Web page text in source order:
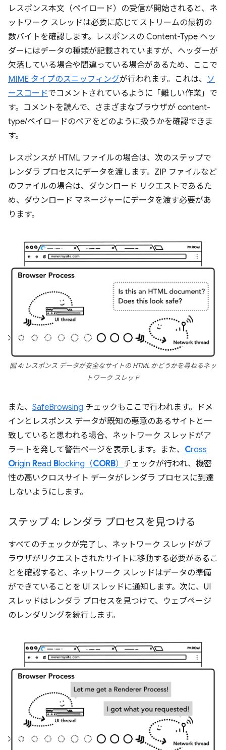
レスポンス本文（ペイロード）の受信が開始されると、ネ
ットワーク スレッドは必要に応じてストリームの最初の
数バイトを確認します。レスポンスの Content-Type ヘッ
ダーにはデータの種類が記載されていますが、ヘッダーが
欠落している場合や間違っている場合があるため、ここで
MIME タイプのスニッフィングが行われます。これは、 ソ
ースコードでコメントされているように「難しい作業」で
す。コメントを読んで、さまざまなブラウザが content-
type/ペイロードのペアをどのように扱うかを確認できま
す。
レスポンスが HTML ファイルの場合は、次のステップで
レンダラ プロセスにデータを渡します。ZIP ファイルなど
のファイルの場合は、ダウンロード リクエストであるた
め、ダウンロード マネージャーにデータを渡す必要があ
ります。
図 4: レスポンス データが安全なサイトの HTML かどうかを尋ねるネッ
トワーク スレッド
また、 SafeBrowsing チェックもここで行われます。ドメ
インとレスポンス データが既知の悪意のあるサイトと一
致していると思われる場合、ネットワーク スレッドがア
ラートを発して警告ページを表示します。また、 Cross
Origin Read Blocking（CORB） チェックが行われ、機密
性の高いクロスサイト データがレンダラ プロセスに到達
しないようにします。
ステップ 4: レンダラ プロセスを見つける
すべてのチェックが完了し、ネットワーク スレッドがブ
ラウザがリクエストされたサイトに移動する必要があるこ
とを確認すると、ネットワーク スレッドはデータの準備
ができていることを UI スレッドに通知します。次に、UI
スレッドはレンダラ プロセスを見つけて、ウェブページ
のレンダリングを続行します。